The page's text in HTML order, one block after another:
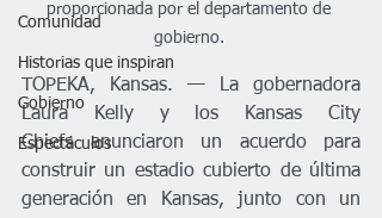
Comunidad
Historias que inspiran
Gobierno
Espectáculos
proporcionada por el departamento de
gobierno.
TOPEKA, Kansas. — La gobernadora
Laura Kelly y los Kansas City
Chiefs anunciaron un acuerdo para
construir un estadio cubierto de última
generación en Kansas, junto con un